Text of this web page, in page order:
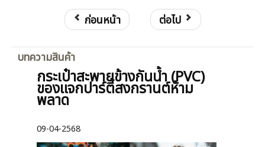
ก่อนหน้า ต่อไป
บทความสินค้า
กระเป๋าสะพายข้างกันน้ำ (PVC)
ของแจกปาร์ตี้สงกรานต์ห้าม
พลาด
09-04-2568